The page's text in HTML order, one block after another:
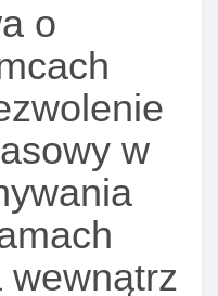
o
w
wewnątrz
wizy krajowej
wiz
wizy krajowej
wizy krajowej
w sprawach cofnięcia
decyzji o cofnięciu